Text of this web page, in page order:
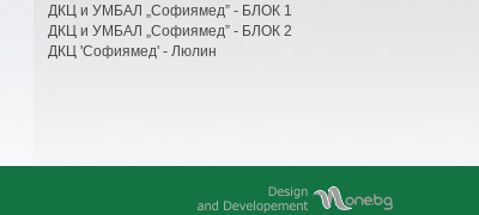
ДКЦ и УМБАЛ „Софиямед” - БЛОК 1
ДКЦ и УМБАЛ „Софиямед” - БЛОК 2
ДКЦ 'Софиямед' - Люлин